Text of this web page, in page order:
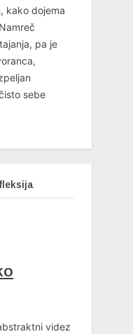
kako dojema
pa je
sebe
videz